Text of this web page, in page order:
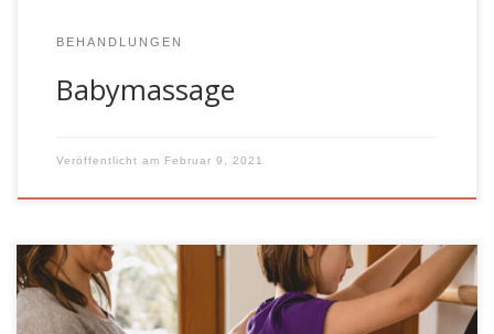
BEHANDLUNGEN
Babymassage
Veröffentlicht am Februar 9, 2021
Der Bereich der Physiotherapie ist sehr vielfältig. Es gibt